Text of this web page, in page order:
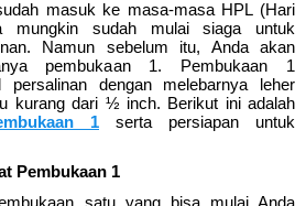
masuk ke masa-masa HPL (Hari
mungkin sudah mulai siaga untuk
Namun sebelum itu, Anda akan
pembukaan 1. Pembukaan 1
persalinan dengan melebarnya leher
1
serta persiapan untuk
Pembukaan 1
satu yang bisa mulai Anda